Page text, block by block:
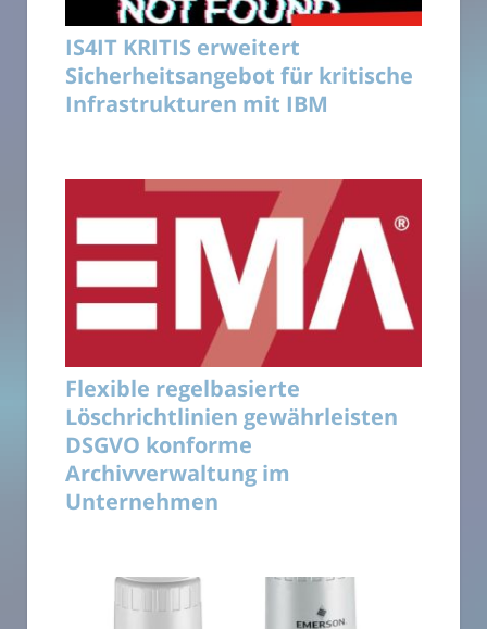
IS4IT KRITIS erweitert
Sicherheitsangebot für kritische
Infrastrukturen mit IBM
Flexible regelbasierte
Löschrichtlinien gewährleisten
DSGVO konforme
Archivverwaltung im
Unternehmen